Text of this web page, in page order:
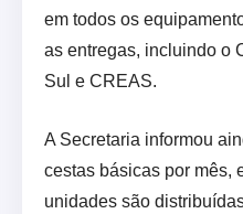
em todos os
as entregas, incluindo o
Sul e CREAS.
A Secretaria informou
cestas básicas por mês,
unidades são